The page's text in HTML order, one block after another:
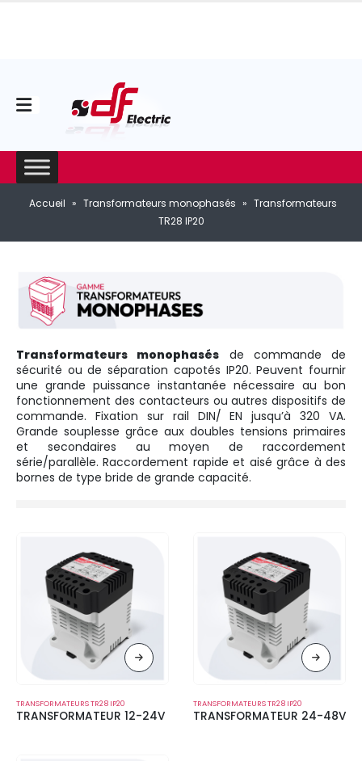
Accueil » Transformateurs monophasés » Transformateurs
TR28 IP20
Transformateurs monophasés de commande de
sécurité ou de séparation capotés IP20. Peuvent fournir
une grande puissance instantanée nécessaire au bon
fonctionnement des contacteurs ou autres dispositifs de
commande. Fixation sur rail DIN/ EN jusqu’à 320 VA.
Grande souplesse grâce aux doubles tensions primaires
et secondaires au moyen de raccordement
série/parallèle. Raccordement rapide et aisé grâce à des
bornes de type bride de grande capacité.
TRANSFORMATEURS TR28 IP20
TRANSFORMATEUR 12-24V
TRANSFORMATEURS TR28 IP20
TRANSFORMATEUR 24-48V